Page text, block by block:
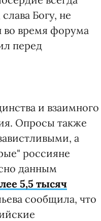
Богу, не
во время форума
перед
и взаимного
Опросы также
а
россияне
данным
5,5 тысяч
сообщила, что